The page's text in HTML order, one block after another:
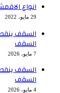
انواع
29 مايو، 2022
السقف
السقف
7 مايو، 2026
السقف
السقف
4 مايو، 2026